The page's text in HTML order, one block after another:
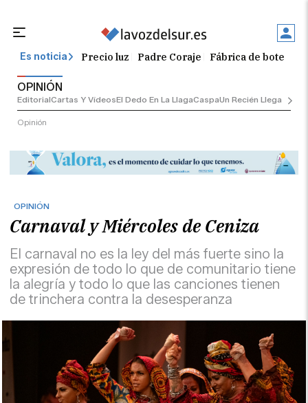
Es noticia Precio luz Padre Coraje Fábrica de botellas
OPINIÓN
EditorialCartas Y VídeosEl Dedo En La LlagaCaspaUn Recién Llegado
Opinión
OPINIÓN
Carnaval y Miércoles de Ceniza
El carnaval no es la ley del más fuerte sino la
expresión de todo lo que de comunitario tiene
la alegría y todo lo que las canciones tienen
de trinchera contra la desesperanza